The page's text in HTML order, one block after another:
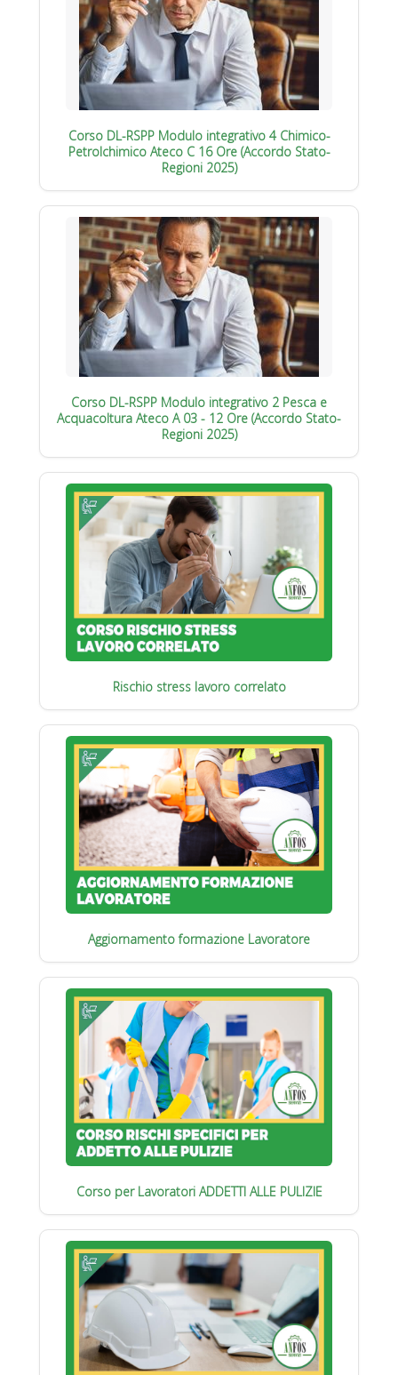
Corso DL-RSPP Modulo integrativo 4 Chimico-
Petrolchimico Ateco C 16 Ore (Accordo Stato-
Regioni 2025)
Corso DL-RSPP Modulo integrativo 2 Pesca e
Acquacoltura Ateco A 03 - 12 Ore (Accordo Stato-
Regioni 2025)
Rischio stress lavoro correlato
Aggiornamento formazione Lavoratore
Corso per Lavoratori ADDETTI ALLE PULIZIE